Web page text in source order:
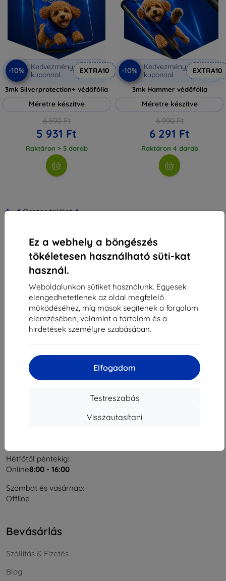
Ez a webhely a böngészés
tökéletesen használható süti-kat
használ.
Weboldalunkon sütiket használunk. Egyesek
elengedhetetlenek az oldal megfelelő
működéséhez, míg mások segítenek a forgalom
elemzésében, valamint a tartalom és a
hirdetések személyre szabásában.
Elfogadom
Testreszabás
Visszautasítani
-10%
Kedvezmény
kuponnal
EXTRA10
3mk Silverprotection+ védőfólia
Méretre készítve
6 590 Ft
5 931 Ft
Raktáron > 5 darab
-10%
Kedvezmény
kuponnal
EXTRA10
3mk Hammer védőfólia
Méretre készítve
6 990 Ft
6 291 Ft
Raktáron 4 darab
1-4Összes találat4.
Shield-Sk s.r.o.
Rudolf Mocka utca 3750/2A
Cégjegyzékszám:46701494
ÁFA-azonosító:
SK2023549671
Hétfőtől péntekig:
Online8:00 - 16:00
Szombat és vasárnap:
Offline
Bevásárlás
Szállítás & Fizetés
Blog